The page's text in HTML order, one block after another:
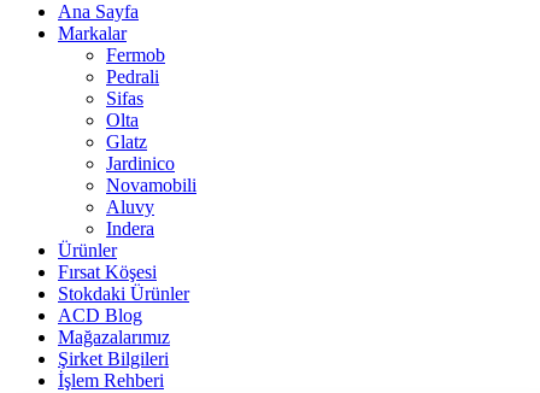
Ana Sayfa
Markalar
Fermob
Pedrali
Sifas
Olta
Glatz
Jardinico
Novamobili
Aluvy
Indera
Ürünler
Fırsat Köşesi
Stokdaki Ürünler
ACD Blog
Mağazalarımız
Şirket Bilgileri
İşlem Rehberi